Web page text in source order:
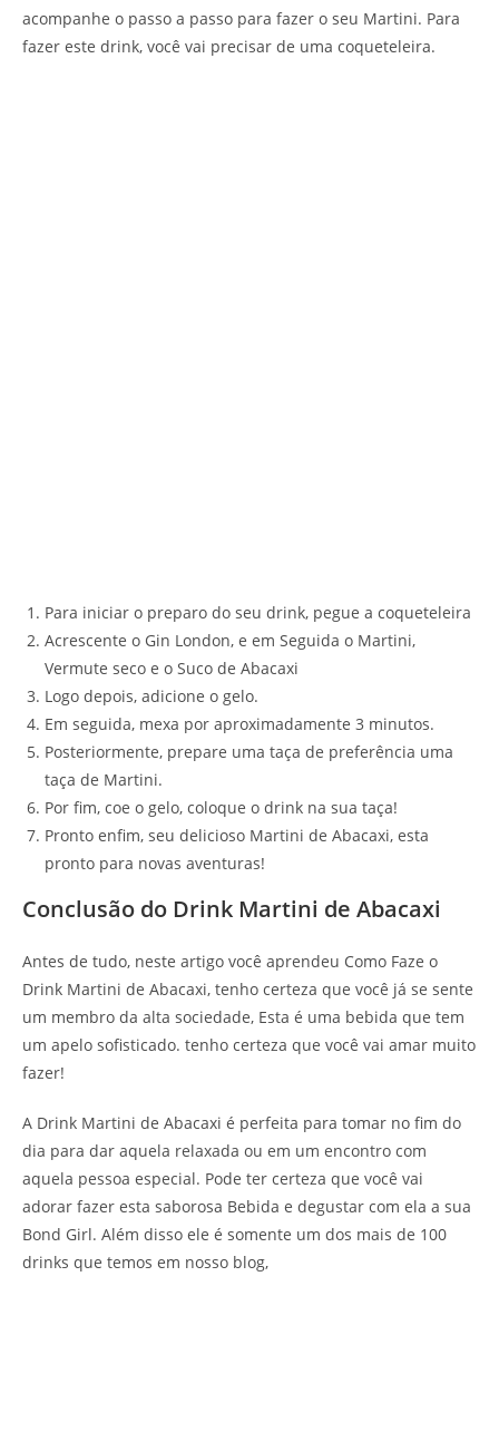
acompanhe o passo a passo para fazer o seu Martini. Para
fazer este drink, você vai precisar de uma coqueteleira.
Para iniciar o preparo do seu drink, pegue a coqueteleira
Acrescente o Gin London, e em Seguida o Martini,
Vermute seco e o Suco de Abacaxi
Logo depois, adicione o gelo.
Em seguida, mexa por aproximadamente 3 minutos.
Posteriormente, prepare uma taça de preferência uma
taça de Martini.
Por fim, coe o gelo, coloque o drink na sua taça!
Pronto enfim, seu delicioso Martini de Abacaxi, esta
pronto para novas aventuras!
Conclusão do Drink Martini de Abacaxi
Antes de tudo, neste artigo você aprendeu Como Faze o
Drink Martini de Abacaxi, tenho certeza que você já se sente
um membro da alta sociedade, Esta é uma bebida que tem
um apelo sofisticado. tenho certeza que você vai amar muito
fazer!
A Drink Martini de Abacaxi é perfeita para tomar no fim do
dia para dar aquela relaxada ou em um encontro com
aquela pessoa especial. Pode ter certeza que você vai
adorar fazer esta saborosa Bebida e degustar com ela a sua
Bond Girl. Além disso ele é somente um dos mais de 100
drinks que temos em nosso blog,